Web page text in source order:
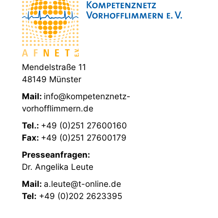
Mendelstraße 11
48149 Münster
Mail: info@kompetenznetz-
vorhofflimmern.de
Tel.: +49 (0)251 27600160
Fax: +49 (0)251 27600179
Presseanfragen:
Dr. Angelika Leute
Mail: a.leute@t-online.de
Tel: +49 (0)202 2623395